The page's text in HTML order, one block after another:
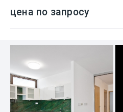
цена по запросу